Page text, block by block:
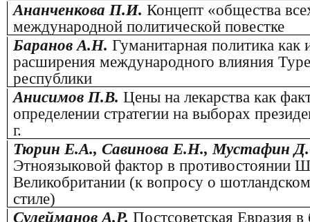
Ананченкова П.И. Концепт «общества
международной политической повестке
Баранов А.Н. Гуманитарная политика как
расширения международного влияния
республики
Анисимов П.В. Цены на лекарства как
определении стратегии на выборах
г.
Тюрин Е.А., Савинова Е.Н., Мустафин
Этноязыковой фактор в противостоянии
Великобритании (к вопросу о
стиле)
Сулейманов А.Р. Постсоветская Евразия